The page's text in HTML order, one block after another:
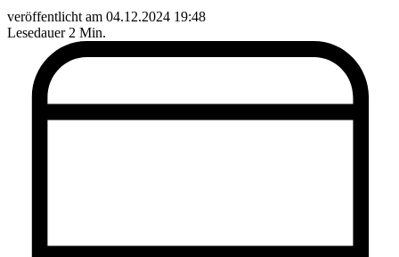
veröffentlicht am 04.12.2024 19:48
Lesedauer 2 Min.